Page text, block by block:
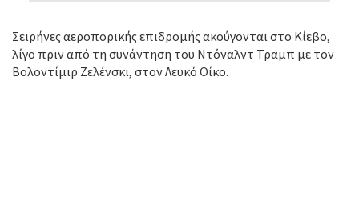
Σειρήνες αεροπορικής επιδρομής ακούγονται στο Κίεβο,
λίγο πριν από τη συνάντηση του Ντόναλντ Τραμπ με τον
Βολοντίμιρ Ζελένσκι, στον Λευκό Οίκο.